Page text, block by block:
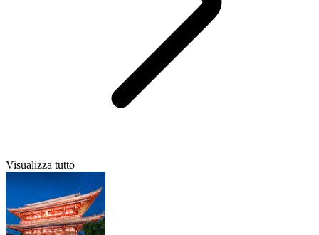
Visualizza tutto